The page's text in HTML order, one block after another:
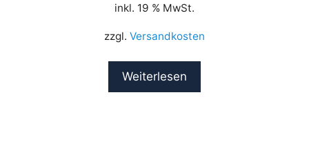
inkl. 19 % MwSt.
zzgl. Versandkosten
Weiterlesen